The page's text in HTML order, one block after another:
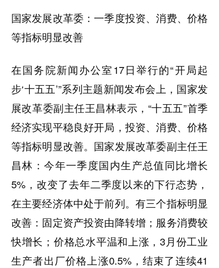
国家发展改革委：一季度投资、消费、价格
等指标明显改善
在国务院新闻办公室17日举行的“开局起
步‘十五五’”系列主题新闻发布会上，国家发
展改革委副主任王昌林表示，“十五五”首季
经济实现平稳良好开局，投资、消费、价格
等指标明显改善。国家发展改革委副主任王
昌林：今年一季度国内生产总值同比增长
5%，改变了去年二季度以来的下行态势，
在主要经济体中处于前列。有三个指标明显
改善：固定资产投资由降转增；服务消费较
快增长；价格总水平温和上涨，3月份工业
生产者出厂价格上涨0.5%，结束了连续41